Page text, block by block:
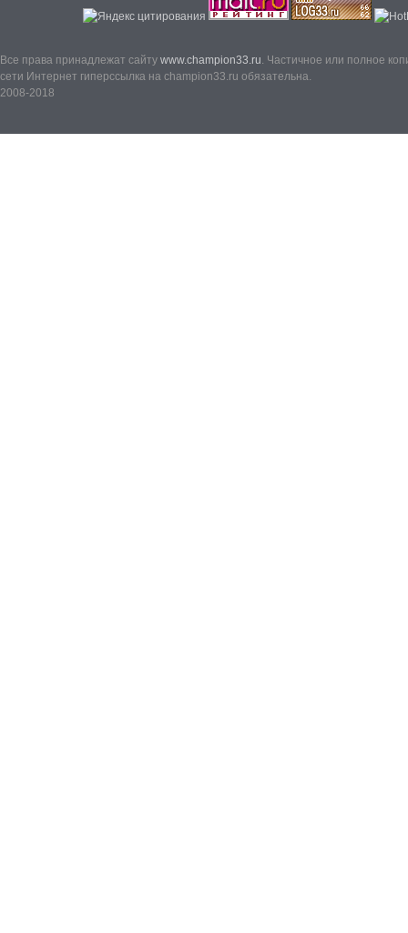
Все права принадлежат сайту www.champion33.ru. Частичное или полное
сети Интернет гиперссылка на champion33.ru обязательна.
2008-2018